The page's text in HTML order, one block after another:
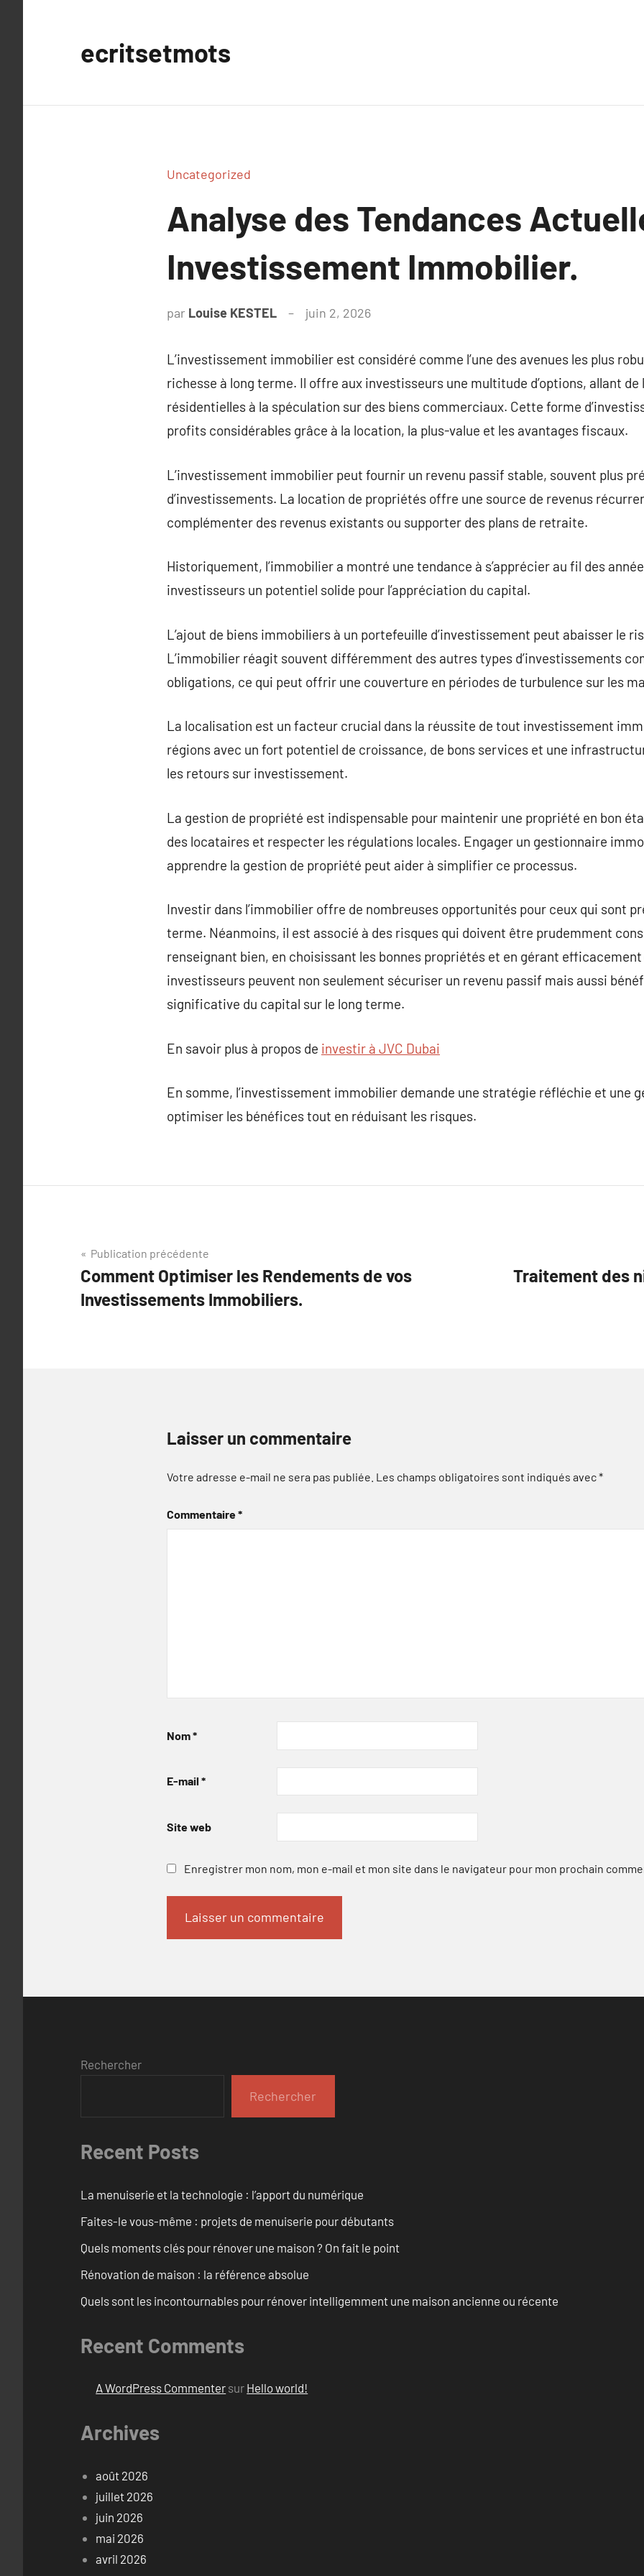
ecritsetmots
Uncategorized
Analyse des Tendances
Investissement Immobilier.
par Louise KESTEL juin 2, 2026
L’investissement immobilier est considéré comme l’une des avenues les plus
richesse à long terme. Il offre aux investisseurs une multitude d’options, allant
résidentielles à la spéculation sur des biens commerciaux. Cette forme
profits considérables grâce à la location, la plus-value et les avantages fiscaux.
L’investissement immobilier peut fournir un revenu passif stable, souvent plus
d’investissements. La location de propriétés offre une source de revenus
complémenter des revenus existants ou supporter des plans de retraite.
Historiquement, l’immobilier a montré une tendance à s’apprécier au fil des
investisseurs un potentiel solide pour l’appréciation du capital.
L’ajout de biens immobiliers à un portefeuille d’investissement peut abaisser le
L’immobilier réagit souvent différemment des autres types d’investissements
obligations, ce qui peut offrir une couverture en périodes de turbulence sur les
La localisation est un facteur crucial dans la réussite de tout investissement
régions avec un fort potentiel de croissance, de bons services et une
les retours sur investissement.
La gestion de propriété est indispensable pour maintenir une propriété en bon
des locataires et respecter les régulations locales. Engager un gestionnaire
apprendre la gestion de propriété peut aider à simplifier ce processus.
Investir dans l’immobilier offre de nombreuses opportunités pour ceux qui sont
terme. Néanmoins, il est associé à des risques qui doivent être prudemment
renseignant bien, en choisissant les bonnes propriétés et en gérant efficacement
investisseurs peuvent non seulement sécuriser un revenu passif mais aussi
significative du capital sur le long terme.
En savoir plus à propos de investir à JVC Dubai
En somme, l’investissement immobilier demande une stratégie réfléchie et une
optimiser les bénéfices tout en réduisant les risques.
Navigation
de
l’article
Publication précédente
Comment Optimiser les Rendements de vos
Investissements Immobiliers.
Traitement des
Laisser un commentaire
Votre adresse e-mail ne sera pas publiée. Les champs obligatoires sont indiqués avec*
Commentaire*
Nom*
E-mail *
Site web
Enregistrer mon nom, mon e-mail et mon site dans le navigateur pour mon prochain
Rechercher
Rechercher
Recent Posts
La menuiserie et la technologie : l’apport du numérique
Faites-le vous-même : projets de menuiserie pour débutants
Quels moments clés pour rénover une maison ? On fait le point
Rénovation de maison : la référence absolue
Quels sont les incontournables pour rénover intelligemment une maison ancienne ou récente
Recent Comments
A WordPress Commenter sur Hello world!
Archives
août 2026
juillet 2026
juin 2026
mai 2026
avril 2026